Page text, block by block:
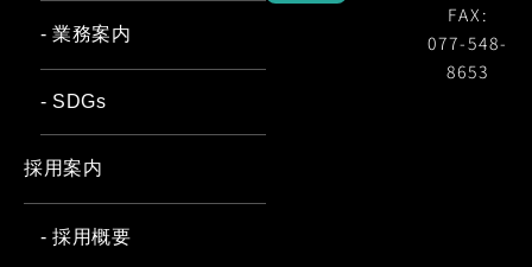
FAX:
077-548-
8653
- 業務案内
- SDGs
採用案内
- 採用概要